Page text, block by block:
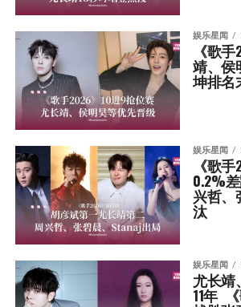
娱乐星闻
《歌
靖、侯
坤排名
娱乐星闻
《歌
0.2%
兴哲、
汰
娱乐星闻
尤长靖
11年